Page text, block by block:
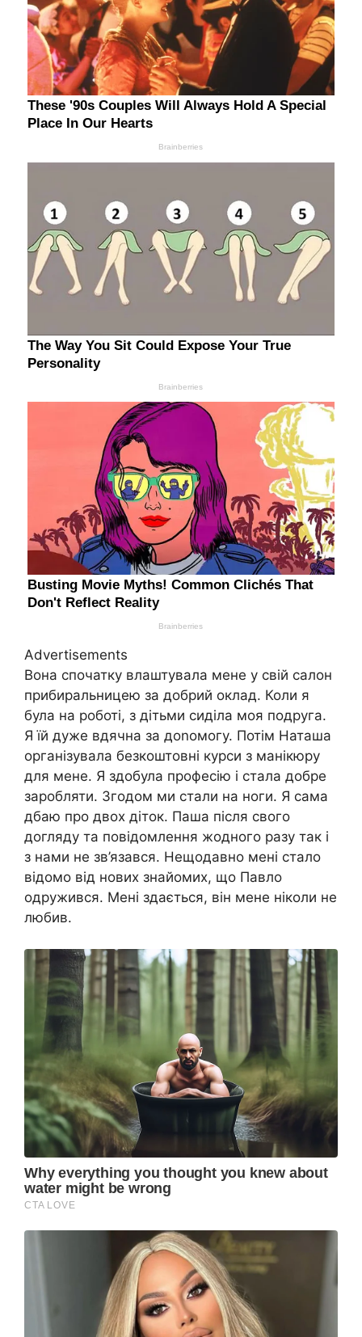
Advertisements
Вона спочатку влаштувала мене у свій салон
прибиральницею за добрий оклад. Коли я
була на роботі, з дітьми сиділа моя подруга.
Я їй дуже вдячна за доnомогу. Потім Наташа
організувала безкоштовні курси з манікюру
для мене. Я здобула професію і стала добре
заробляти. Згодом ми стали на ноги. Я сама
дбаю про двох діток. Паша після свого
догляду та повідомлення жодного разу так і
з нами не зв’язався. Нещодавно мені стало
відомо від нових знайомих, що Павло
одружився. Мені здається, він мене ніколи не
любив.